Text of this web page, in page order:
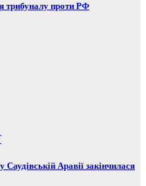
трибуналу проти РФ
Аравії закінчилася